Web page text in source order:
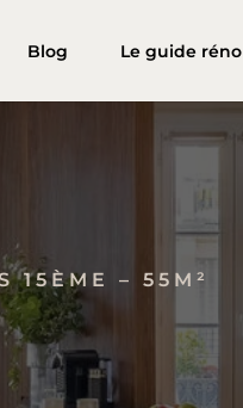
Blog Le guide réno
15ÈME – 55M²